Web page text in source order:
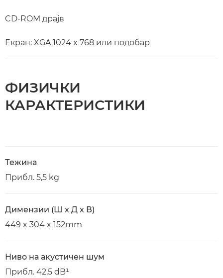
CD-ROM драјв
Екран: XGA 1024 x 768 или подобар
ФИЗИЧКИ
КАРАКТЕРИСТИКИ
Тежина
Прибл. 5,5 kg
Димензии (Ш x Д x В)
449 x 304 x 152mm
Ниво на акустичен шум
Прибл. 42,5 dB¹